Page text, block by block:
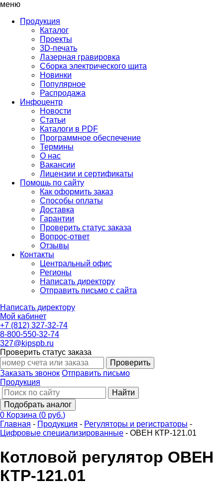
меню
Продукция
Каталог
Проекты
3D-печать
Лазерная гравировка
Сборка электрического щита
Новинки
Популярное
Распродажа
Инфоцентр
Новости
Статьи
Каталоги в PDF
Программное обеспечение
Термины
О нас
Вакансии
Лицензии и сертификаты
Помощь по сайту
Как оформить заказ
Способы оплаты
Доставка
Гарантии
Проверить статус заказа
Вопрос-ответ
Отзывы
Контакты
Центральный офис
Регионы
Написать директору
Отправить письмо с сайта
Написать директору
Мой кабинет
+7 (812) 327-32-74
8-800-550-32-74
327@kipspb.ru
Проверить статус заказа
Проверить
Заказать звонок Отправить письмо
Продукция
Найти
Подобрать аналог
0 Корзина (0 руб.)
Главная - Продукция - Регуляторы и регистраторы -
Цифровые специализированные - ОВЕН КТР-121.01
Котловой регулятор ОВЕН
КТР-121.01